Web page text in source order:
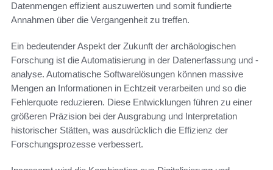
Datenmengen effizient auszuwerten und somit fundierte
Annahmen über die Vergangenheit zu treffen.
Ein bedeutender Aspekt der Zukunft der archäologischen
Forschung ist die Automatisierung in der Datenerfassung und -
analyse. Automatische Softwarelösungen können massive
Mengen an Informationen in Echtzeit verarbeiten und so die
Fehlerquote reduzieren. Diese Entwicklungen führen zu einer
größeren Präzision bei der Ausgrabung und Interpretation
historischer Stätten, was ausdrücklich die Effizienz der
Forschungsprozesse verbessert.